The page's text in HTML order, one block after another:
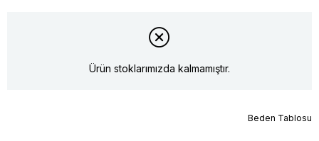
Ürün stoklarımızda kalmamıştır.
Beden Tablosu